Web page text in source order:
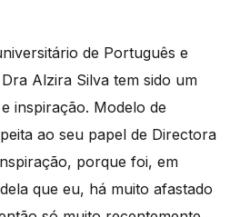
de Português e
Alzira Silva tem sido um
inspiração. Modelo de
ao seu papel de Directora
porque foi, em
que eu, há muito afastado